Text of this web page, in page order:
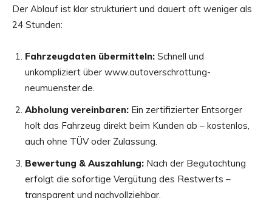
Der Ablauf ist klar strukturiert und dauert oft weniger als
24 Stunden:
Fahrzeugdaten übermitteln: Schnell und
unkompliziert über www.autoverschrottung-
neumuenster.de.
Abholung vereinbaren: Ein zertifizierter Entsorger
holt das Fahrzeug direkt beim Kunden ab – kostenlos,
auch ohne TÜV oder Zulassung.
Bewertung & Auszahlung: Nach der Begutachtung
erfolgt die sofortige Vergütung des Restwerts –
transparent und nachvollziehbar.